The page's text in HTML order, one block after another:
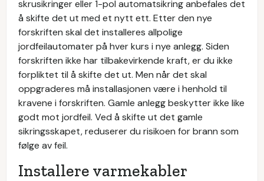
skrusikringer eller 1-pol automatsikring anbefales det
å skifte det ut med et nytt ett. Etter den nye
forskriften skal det installeres allpolige
jordfeilautomater på hver kurs i nye anlegg. Siden
forskriften ikke har tilbakevirkende kraft, er du ikke
forpliktet til å skifte det ut. Men når det skal
oppgraderes må installasjonen være i henhold til
kravene i forskriften. Gamle anlegg beskytter ikke like
godt mot jordfeil. Ved å skifte ut det gamle
sikringsskapet, reduserer du risikoen for brann som
følge av feil.
Installere varmekabler